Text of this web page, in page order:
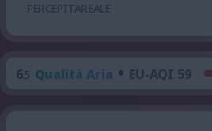
PERCEPITAREALE
6.5 Qualità Aria • EU-AQI 59